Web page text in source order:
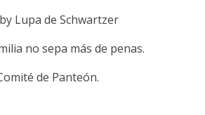
Lupa de Schwartzer
no sepa más de penas.
de Panteón.